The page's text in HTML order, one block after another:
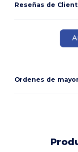
Reseñas de
Ordenes de